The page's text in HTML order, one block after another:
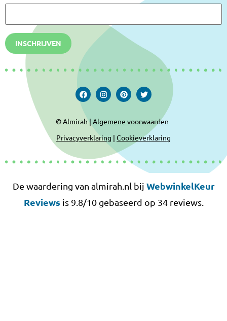
INSCHRIJVEN
© Almirah | Algemene voorwaarden
Privacyverklaring | Cookieverklaring
De waardering van almirah.nl bij WebwinkelKeur
Reviews is 9.8/10 gebaseerd op 34 reviews.